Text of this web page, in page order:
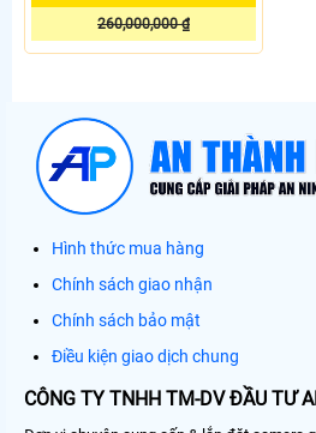
260,000,000 ₫
Hình thức mua hàng
Chính sách giao nhận
Chính sách bảo mật
Điều kiện giao dịch chung
CÔNG TY TNHH TM-DV ĐẦU TƯ